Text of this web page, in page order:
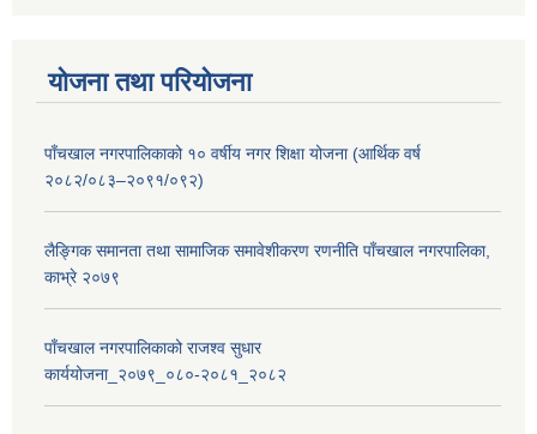
योजना तथा परियोजना
पाँचखाल नगरपालिकाको १० वर्षीय नगर शिक्षा योजना (आर्थिक वर्ष
२०८२/०८३–२०९१/०९२)
लैङ्गिक समानता तथा सामाजिक समावेशीकरण रणनीति पाँचखाल नगरपालिका,
काभ्रे २०७९
पाँचखाल नगरपालिकाको राजश्व सुधार
कार्ययोजना_२०७९_०८०-२०८१_२०८२